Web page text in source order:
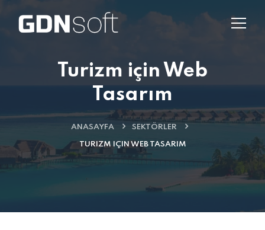
Turizm için Web
Tasarım
ANASAYFA SEKTÖRLER
TURIZM IÇIN WEB TASARIM